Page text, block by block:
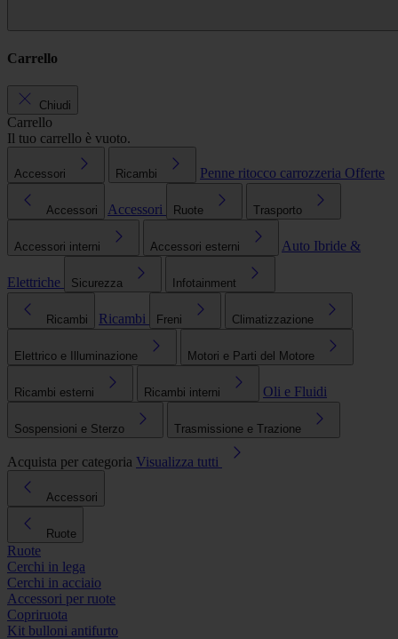
Carrello
Chiudi
Carrello
Il tuo carrello è vuoto.
Accessori Ricambi Penne ritocco carrozzeria Offerte
Accessori Accessori Ruote Trasporto
Accessori interni Accessori esterni Auto Ibride &
Elettriche Sicurezza Infotainment
Ricambi Ricambi Freni Climatizzazione
Elettrico e Illuminazione Motori e Parti del Motore
Ricambi esterni Ricambi interni Oli e Fluidi
Sospensioni e Sterzo Trasmissione e Trazione
Acquista per categoria Visualizza tutti
Accessori
Ruote
Ruote
Cerchi in lega
Cerchi in acciaio
Accessori per ruote
Copriruota
Kit bulloni antifurto